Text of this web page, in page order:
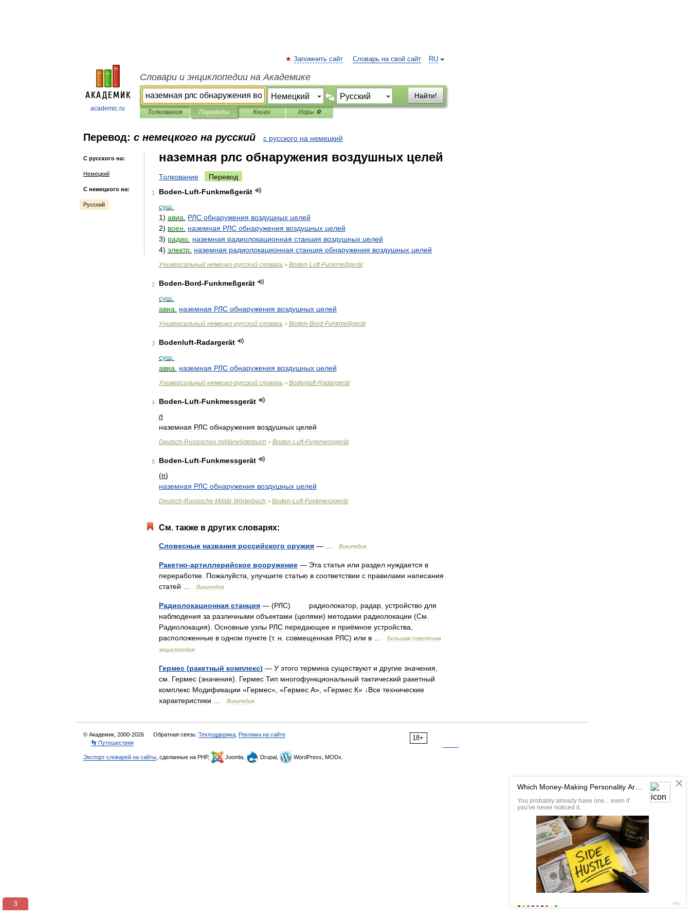
academic.ru
RU
Запомнить сайт Словарь на свой сайт
Словари и энциклопедии на Академике
Найти!
Толкования Переводы Книги Игры ⚽
Перевод: с немецкого на русский с русского на немецкий
С русского на:
Немецкий
С немецкого на:
Русский
наземная рлс обнаружения воздушных целей
Толкование Перевод
1 Boden-Luft-Funkmeßgerät
сущ
1) авиа РЛС обнаружения воздушных целей
2) воен наземная РЛС обнаружения воздушных целей
3) радио наземная радиолокационная станция воздушных целей
4) электр наземная радиолокационная станция обнаружения воздушных целей
Универсальный немецко-русский словарь > Boden-Luft-Funkmeßgerät
2 Boden-Bord-Funkmeßgerät
сущ
авиа
наземная РЛС обнаружения воздушных целей
Универсальный немецко-русский словарь > Boden-Bord-Funkmeßgerät
3 Bodenluft-Radargerät
сущ
авиа
наземная РЛС обнаружения воздушных целей
Универсальный немецко-русский словарь > Bodenluft-Radargerät
4 Boden-Luft-Funkmessgerät
ń
наземная РЛС обнаружения воздушных целей
Deutsch-Russisches militärwörterbuch > Boden-Luft-Funkmessgerät
5 Boden-Luft-Funkmessgerät
(n)
наземная РЛС обнаружения воздушных целей
Deutsch-Russische Militär Wörterbuch > Boden-Luft-Funkmessgerät
См. также в других словарях:
Словесные названия российского оружия — … Википедия
Ракетно-артиллерийское вооружение — Эта статья или раздел нуждается в
переработке Пожалуйста улучшите статью в соответствии с правилами написания
статей
Википедия
Радиолокационная станция — (РЛС) радиолокатор радар устройство для
наблюдения за различными объектами (целями) методами радиолокации (См
Радиолокация). Основные узлы РЛС передающее и приёмное устройства
расположенные в одном пункте (т. н совмещенная РЛС) или в Большая советская
энциклопедия
Гермес (ракетный комплекс) — У этого термина существуют и другие значения
см
Гермес (значения). Гермес Тип многофункциональный тактический ракетный
комплекс Модификации «Гермес», «Гермес А», «Гермес К» ↓Все технические
характеристики
Википедия
18+
© Академик, 2000-2026 Обратная связь: Техподдержка Реклама на сайте
👣 Путешествия
Экспорт словарей на сайты , сделанные на PHP, Joomla, Drupal, WordPress, MODx.
3